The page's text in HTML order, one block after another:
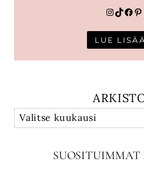
TikTok
LUE LISÄÄ
SUOSITUIMMAT